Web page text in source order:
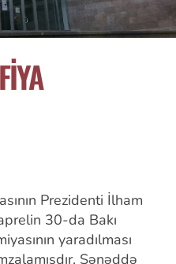
Prezidenti İlham
30-da Bakı
yaradılması
Sənəddə